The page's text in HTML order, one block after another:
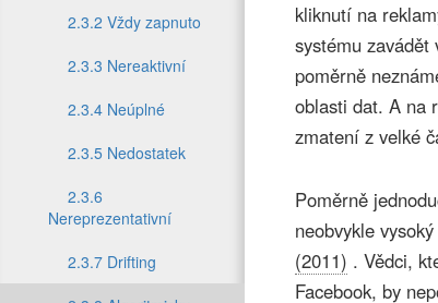
2.3.2 Vždy zapnuto
2.3.3 Nereaktivní
2.3.4 Neúplné
2.3.5 Nedostatek
2.3.6
Nereprezentativní
2.3.7 Drifting
kliknutí na
systému
poměrně
oblasti dat. A na
zmatení z velké
Poměrně
neobvykle
(2011) . Vědci,
Facebook, by